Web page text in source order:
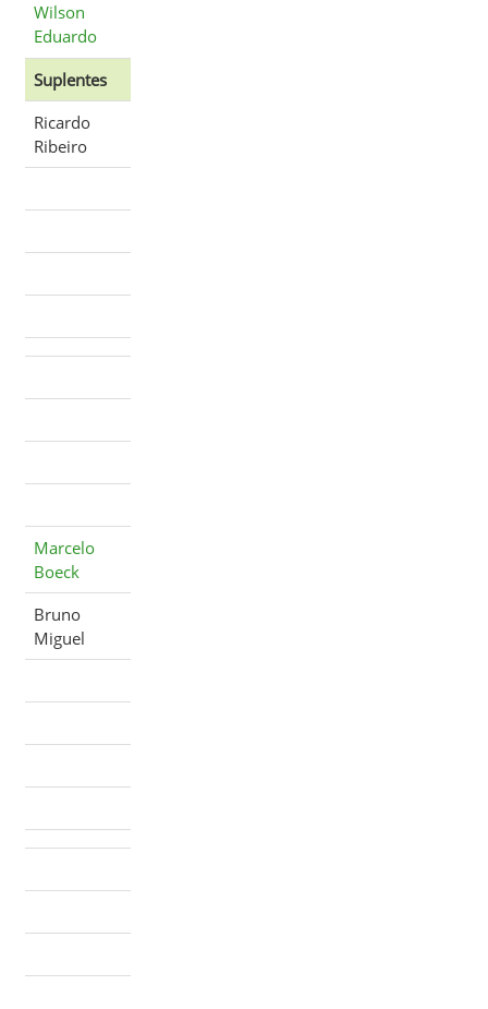
Wilson
Eduardo
Suplentes
Ricardo
Ribeiro
Marcelo
Boeck
Bruno
Miguel